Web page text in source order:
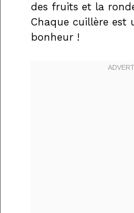
des fruits et la
Chaque cuillère est
bonheur !